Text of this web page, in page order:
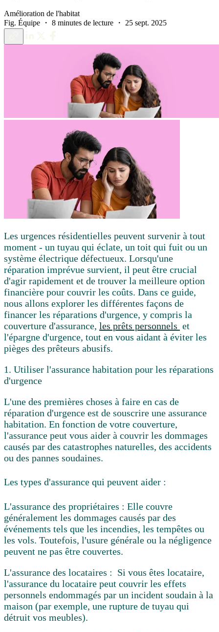
Amélioration de l'habitat
Fig. Équipe ・ 8 minutes de lecture ・ 25 sept. 2025
Les urgences résidentielles peuvent survenir à tout
moment - un tuyau qui éclate, un toit qui fuit ou un
système électrique défectueux. Lorsqu'une
réparation imprévue survient, il peut être crucial
d'agir rapidement et de trouver la meilleure option
financière pour couvrir les coûts. Dans ce guide,
nous allons explorer les différentes façons de
financer les réparations d'urgence, y compris la
couverture d'assurance, les prêts personnels et
l'épargne d'urgence, tout en vous aidant à éviter les
pièges des prêteurs abusifs.
1. Utiliser l'assurance habitation pour les réparations
d'urgence
L'une des premières choses à faire en cas de
réparation d'urgence est de souscrire une assurance
habitation. En fonction de votre couverture,
l'assurance peut vous aider à couvrir les dommages
causés par des catastrophes naturelles, des accidents
ou des pannes soudaines.
Les types d'assurance qui peuvent aider :
L'assurance des propriétaires : Elle couvre
généralement les dommages causés par des
événements tels que les incendies, les tempêtes ou
les vols. Toutefois, l'usure générale ou la négligence
peuvent ne pas être couvertes.
L'assurance des locataires : Si vous êtes locataire,
l'assurance du locataire peut couvrir les effets
personnels endommagés par un incident soudain à la
maison (par exemple, une rupture de tuyau qui
détruit vos meubles).